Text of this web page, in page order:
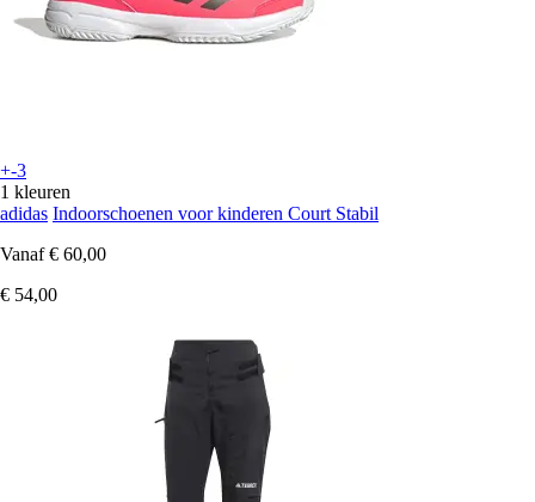
+-3
1 kleuren
adidas Indoorschoenen voor kinderen Court Stabil
Vanaf € 60,00
€ 54,00